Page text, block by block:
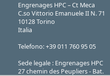
Engrenages HPC – Ct Meca
C.so Vittorio Emanuele II N. 71
10128 Torino
Italia
Telefono: +39 011 760 95 05
Sede legale : Engrenages HPC
27 chemin des Peupliers - Bat.